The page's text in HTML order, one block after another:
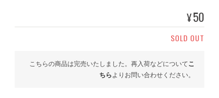
¥50
SOLD OUT
こちらの商品は完売いたしました。再入荷などについてこ
ちらよりお問い合わせください。